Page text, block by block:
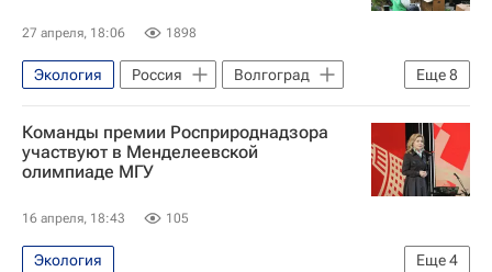
27 апреля, 18:06 1898
Еще8
Экология Россия
Волгоград
Астрахань
Волжский
Краснодар
Курск
Элиста
саженцы
Общество
Команды премии Росприроднадзора
участвуют в Менделеевской
олимпиаде МГУ
16 апреля, 18:43 105
Еще4
Экология